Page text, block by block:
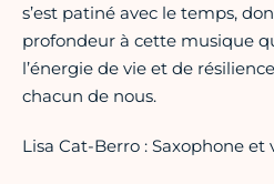
s’est patiné avec le temps,
profondeur à cette musique
l’énergie de vie et de
chacun de nous.
Lisa Cat-Berro : Saxophone et